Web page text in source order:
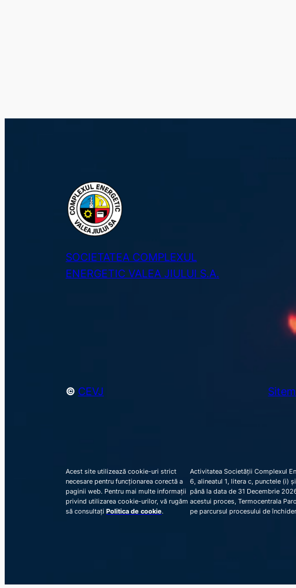
SOCIETATEA COMPLEXUL
ENERGETIC VALEA JIULUI S.A.
© CEVJ
Acest site utilizează cookie-uri strict
necesare pentru funcționarea corectă a
paginii web. Pentru mai multe informații
privind utilizarea cookie-urilor, vă rugăm
să consultați Politica de cookie.
Activitatea Societății Complexul
6, alineatul 1, litera c, punctele (i)
până la data de 31 Decembrie
acestui proces, Termocentrala
pe parcursul procesului de